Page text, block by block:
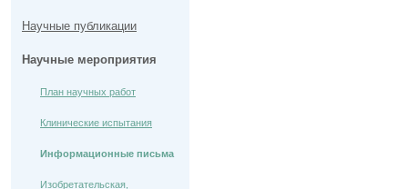
Научные публикации
Научные мероприятия
План научных работ
Клинические испытания
Информационные письма
Изобретательская,